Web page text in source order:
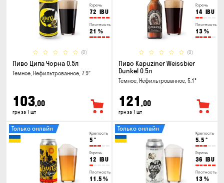
Горечь
72 IBU
Плотность
21 %
(0)
Пиво Ципа Чорна 0.5л
Темное, Нефильтрованное, 7.9°
103,00
грн за 1 шт
Горечь
14 IBU
Плотность
13 %
(0)
Пиво Kapuziner Weissbier
Dunkel 0.5л
Темное, Нефильтрованное, 5.1°
121 ,00
грн за 1 шт
Крепость
5 °
Горечь
12 IBU
Плотность
11.5 %
Только онлайн
Крепость
5.5 °
Горечь
36 IBU
Плотность
13 %
Только онлайн